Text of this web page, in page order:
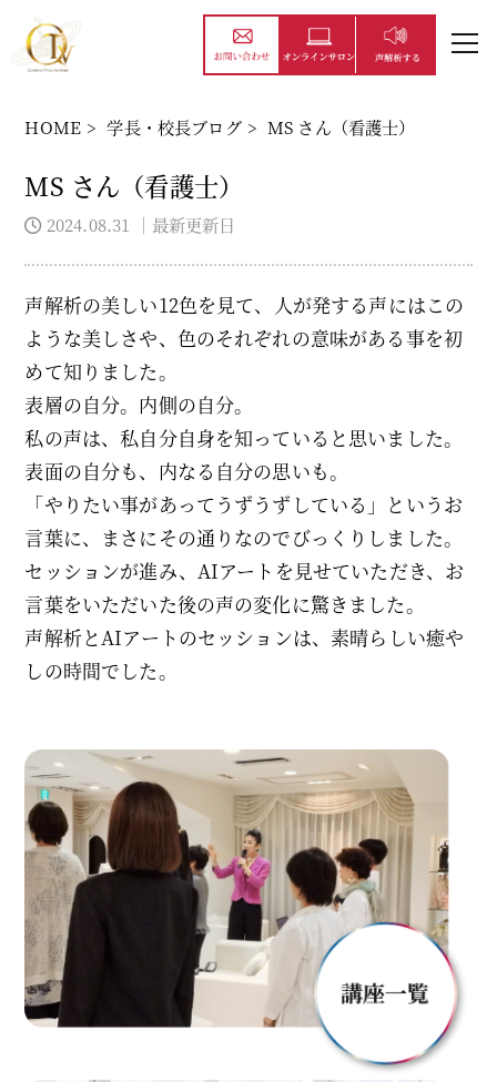
HOME > 学長・校長ブログ > MS さん（看護士）
MS さん（看護士）
2024.08.31 ｜最新更新日
声解析の美しい12色を見て、人が発する声にはこの
ような美しさや、色のそれぞれの意味がある事を初
めて知りました。
表層の自分。内側の自分。
私の声は、私自分自身を知っていると思いました。
表面の自分も、内なる自分の思いも。
「やりたい事があってうずうずしている」というお
言葉に、まさにその通りなのでびっくりしました。
セッションが進み、AIアートを見せていただき、お
言葉をいただいた後の声の変化に驚きました。
声解析とAIアートのセッションは、素晴らしい癒や
しの時間でした。